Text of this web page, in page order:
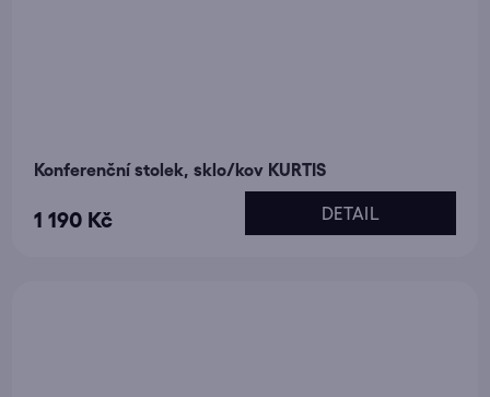
Konferenční stolek, sklo/kov KURTIS
1 190 Kč DETAIL